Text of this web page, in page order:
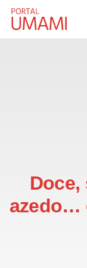
Ir direto ao conteúdo
Doce,
azedo…